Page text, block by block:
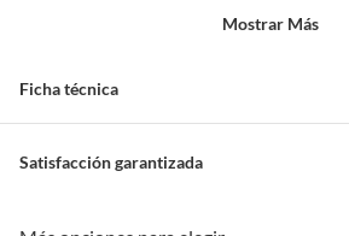
Mostrar Más
Ficha técnica
Alto
Satisfacción garantizada